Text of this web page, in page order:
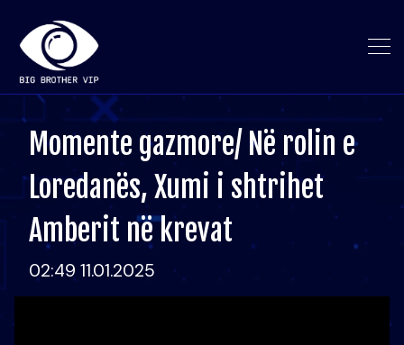
Momente gazmore/ Në rolin e
Loredanës, Xumi i shtrihet
Amberit në krevat
02:49 11.01.2025